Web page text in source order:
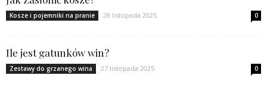
Kosze i pojemniki na pranie 28 listopada 2025 0
Ile jest gatunków win?
Zestawy do grzanego wina 27 listopada 2025 0